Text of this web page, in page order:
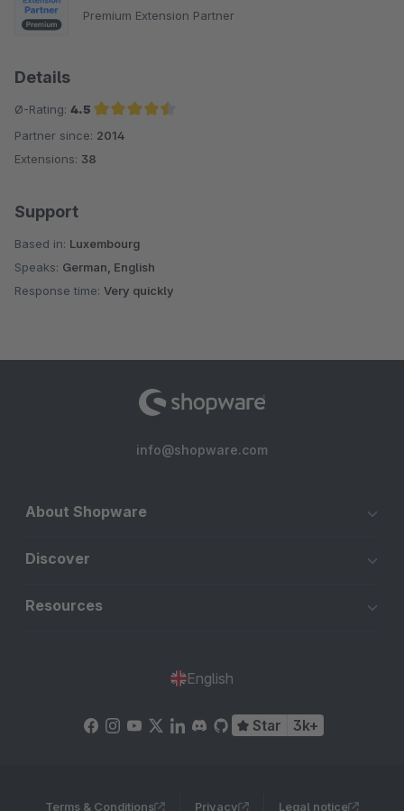
Premium Extension Partner
Details
Ø-Rating: 4.5
Average rating of 4.5 out of 5 stars
Partner since: 2014
Extensions: 38
Support
Based in: Luxembourg
Speaks: German, English
Response time: Very quickly
info@shopware.com
About Shopware
Discover
Resources
English
Star 3k+
Terms & Conditions Privacy Legal notice